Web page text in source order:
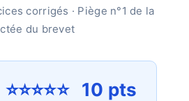
corrigés · Piège n°1 de la
du brevet
⭐⭐⭐⭐⭐ 10 pts